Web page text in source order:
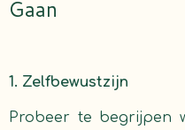
Gaan
1. Zelfbewustzijn
Probeer te begrijpen